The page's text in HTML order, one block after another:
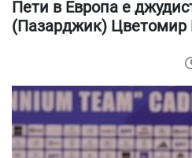
Пети в Европа е
(Пазарджик) Цветомир